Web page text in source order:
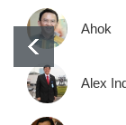
Ahok
Alex